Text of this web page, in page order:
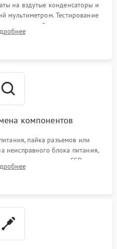
на вздутые конденсаторы и
мультиметром. Тестирование
накопителей с помощью
сбойных секторов и
компонентов
пайка разъемов или
неисправного блока питания,
установка нового SSD для
скорости работы системы.